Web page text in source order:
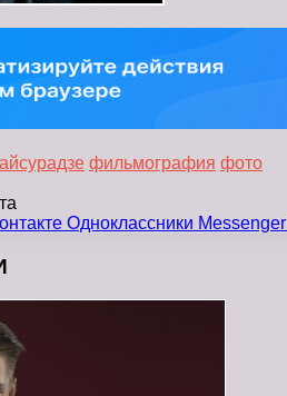
фильмография фото
Одноклассники Messenger